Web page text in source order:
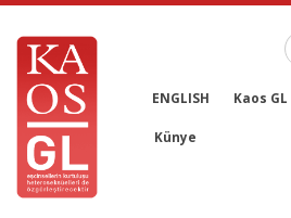
ENGLISH Kaos
Künye